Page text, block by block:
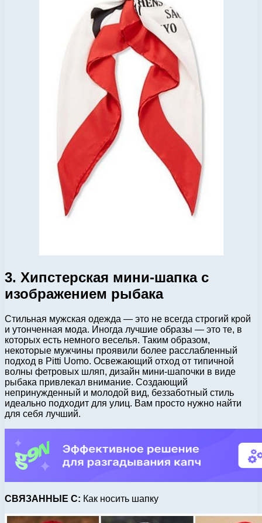
3. Хипстерская мини-шапка с
изображением рыбака
Стильная мужская одежда — это не всегда строгий крой
и утонченная мода. Иногда лучшие образы — это те, в
которых есть немного веселья. Таким образом,
некоторые мужчины проявили более расслабленный
подход в Pitti Uomo. Освежающий отход от типичной
волны фетровых шляп, дизайн мини-шапочки в виде
рыбака привлекал внимание. Создающий
непринужденный и молодой вид, беззаботный стиль
идеально подходит для улиц. Вам просто нужно найти
для себя лучший.
СВЯЗАННЫЕ С: Как носить шапку